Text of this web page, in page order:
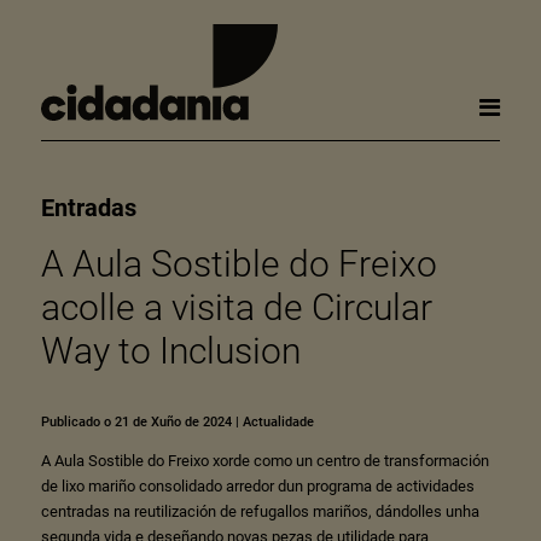
Entradas
A Aula Sostible do Freixo
acolle a visita de Circular
Way to Inclusion
Publicado o 21 de Xuño de 2024| Actualidade
A Aula Sostible do Freixo xorde como un centro de transformación
de lixo mariño consolidado arredor dun programa de actividades
centradas na reutilización de refugallos mariños, dándolles unha
segunda vida e deseñando novas pezas de utilidade para